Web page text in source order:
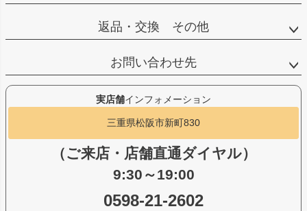
返品・交換 その他
お問い合わせ先
実店舗インフォメーション
三重県松阪市新町830
（ご来店・店舗直通ダイヤル）
9:30～19:00
0598-21-2602